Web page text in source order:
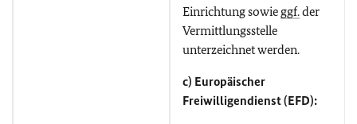
Einrichtung sowie ggf.der
Vermittlungsstelle
unterzeichnet werden.
c) Europäischer
Freiwilligendienst (EFD):